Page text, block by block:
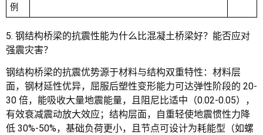
例
5. 钢结构桥梁的抗震性能为什么比混凝土桥梁好？能否应对
强震灾害？
钢结构桥梁的抗震优势源于材料与结构双重特性：材料层
面，钢材延性优异，屈服后塑性变形能力可达弹性阶段的 20-
30 倍，能吸收大量地震能量，且阻尼比适中（0.02-0.05），
有效衰减震动放大效应；结构层面，自重轻使地震惯性力降
低 30%-50%，基础负荷更小，且节点可设计为耗能型（如螺